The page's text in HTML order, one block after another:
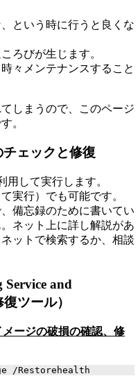
という時に行うと良くな
ろびが生じます。
々メンテナンスすること
しまうので、このページ
。
ェックと修復
用して実行します。
実行）でも可能です。
備忘録のために書いてい
ネット上に詳し解説があ
ットで検索するか、相談
and
ツール）
ージの破損の確認、修
/Restorehealth